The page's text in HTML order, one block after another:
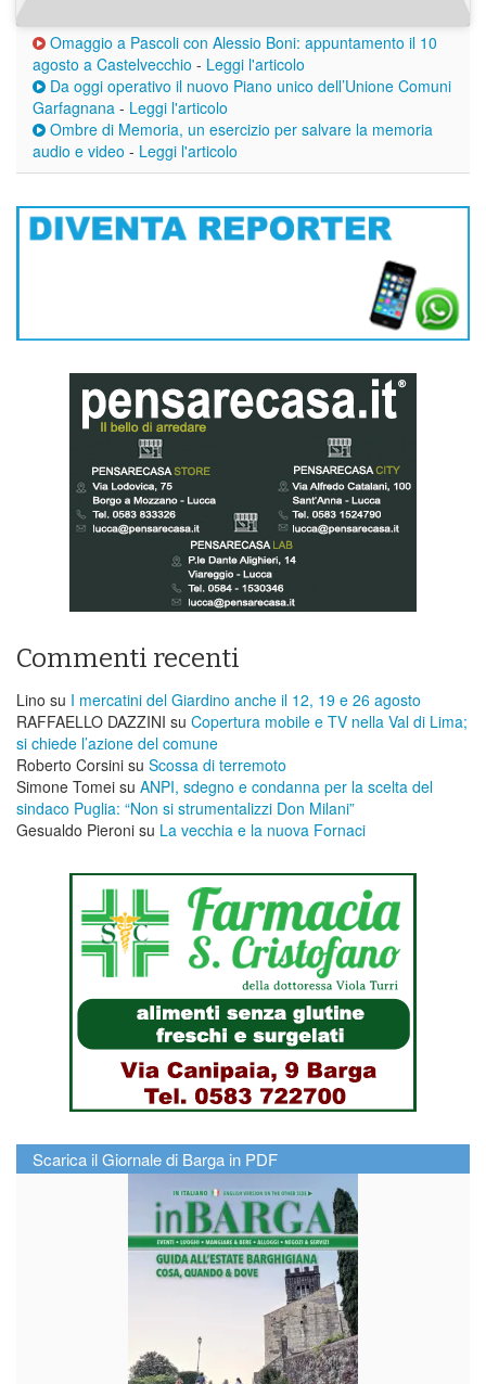
Omaggio a Pascoli con Alessio Boni: appuntamento il 10
agosto a Castelvecchio - Leggi l'articolo
Da oggi operativo il nuovo Piano unico dell’Unione Comuni
Garfagnana - Leggi l'articolo
Ombre di Memoria, un esercizio per salvare la memoria
audio e video - Leggi l'articolo
Commenti recenti
Lino su I mercatini del Giardino anche il 12, 19 e 26 agosto
RAFFAELLO DAZZINI su ​Copertura mobile e TV nella Val di Lima;
si chiede l’azione del comune
Roberto Corsini su Scossa di terremoto
Simone Tomei su ANPI, sdegno e condanna per la scelta del
sindaco Puglia: “Non si strumentalizzi Don Milani”
Gesualdo Pieroni su La vecchia e la nuova Fornaci
Scarica il Giornale di Barga in PDF